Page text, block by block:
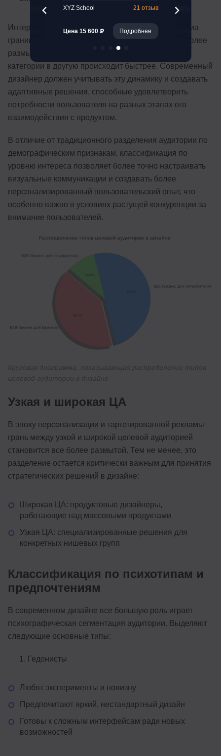
Интересно отметить, что в эпоху социальных медиа
границы между этими группами становятся все более
размытыми, а переход пользователя из одной
категории в другую происходит быстрее. Современный
дизайнер должен учитывать эту динамику и создавать
адаптивные решения, способные удовлетворить
потребности пользователя на разных этапах его
взаимодействия с продуктом.
В отличие от традиционного разделения аудитории по
демографическим признакам, классификация по
уровню интереса позволяет более точно настраивать
визуальные коммуникации и создавать более
персонализированный пользовательский опыт, что
особенно важно в условиях растущей конкуренции за
внимание пользователей.
Узкая и широкая ЦА
В эпоху персонализации и таргетированной рекламы
грань между узкой и широкой целевой аудиторией
становится все более размытой. Тем не менее, это
разделение остается критически важным для принятия
стратегических решений в дизайне:
Широкая ЦА: продуктовые дизайнеры,
работающие над массовыми продуктами
Узкая ЦА: специализированные решения для
конкретных нишевых групп
Классификация по психотипам и
предпочтениям
В современном дизайне все большую роль играет
психографическая сегментация аудитории. Выделяют
следующие основные типы:
Гедонисты
Любят эксперименты и новизну
Предпочитают яркий, нестандартный дизайн
Готовы к сложным интерфейсам ради новых
возможностей
47 отзывов
Подробнее
XYZ School 21 отзыв
Цена 15 600 ₽ Подробнее
Bang Bang
Цена 194 000 ₽